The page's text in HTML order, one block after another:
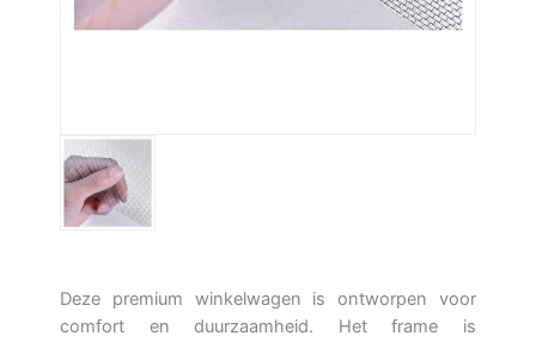
Deze premium winkelwagen is ontworpen voor
comfort en duurzaamheid. Het frame is